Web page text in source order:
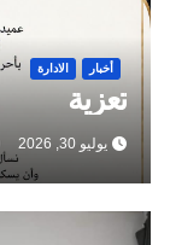
أخبار الادارة
تعزية
يوليو 30, 2026